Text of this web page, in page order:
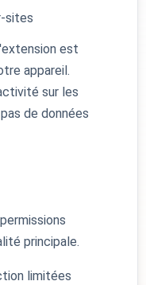
sites
est
appareil.
sur les
de données
principale.
limitées